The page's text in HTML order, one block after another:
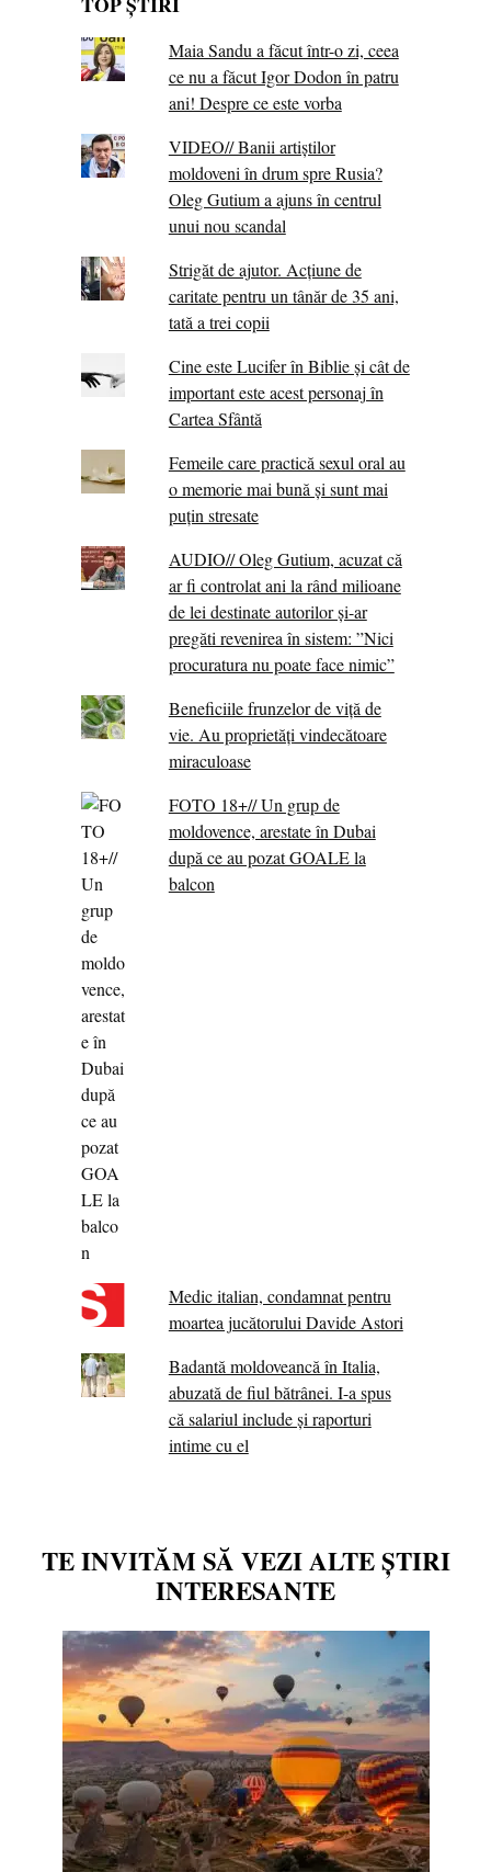
Maia Sandu a făcut într-o zi, ceea
ce nu a făcut Igor Dodon în patru
ani! Despre ce este vorba
VIDEO// Banii artiștilor
moldoveni în drum spre Rusia?
Oleg Gutium a ajuns în centrul
unui nou scandal
Strigăt de ajutor. Acțiune de
caritate pentru un tânăr de 35 ani,
tată a trei copii
Cine este Lucifer în Biblie și cât de
important este acest personaj în
Cartea Sfântă
Femeile care practică sexul oral au
o memorie mai bună și sunt mai
puțin stresate
AUDIO// Oleg Gutium, acuzat că
ar fi controlat ani la rând milioane
de lei destinate autorilor și-ar
pregăti revenirea în sistem: ”Nici
procuratura nu poate face nimic”
Beneficiile frunzelor de viță de
vie. Au proprietăţi vindecătoare
miraculoase
FOTO 18+// Un grup de
moldovence, arestate în Dubai
după ce au pozat GOALE la
balcon
Medic italian, condamnat pentru
moartea jucătorului Davide Astori
Badantă moldoveancă în Italia,
abuzată de fiul bătrânei. I-a spus
că salariul include și raporturi
intime cu el
TE INVITĂM SĂ VEZI ALTE ȘTIRI
INTERESANTE